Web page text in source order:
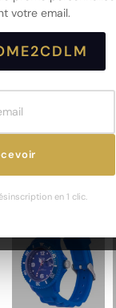
votre email.
en 1 clic.